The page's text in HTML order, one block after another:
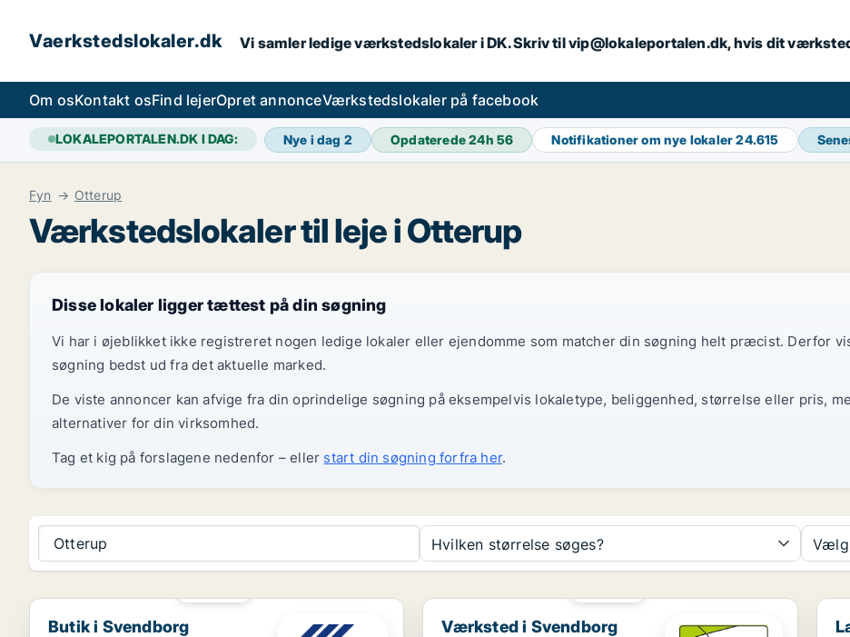
Vaerkstedslokaler.dk Vi samler ledige værkstedslokaler i DK. Skriv til vip@lokaleportalen.dk, hvis dit
Om osKontakt osFind lejerOpret annonceVærkstedslokaler på facebook
LOKALEPORTALEN.DK I DAG: Nye i dag 2 Opdaterede 24h56 Notifikationer om nye lokaler24.615
Fyn Otterup
Værkstedslokaler til leje i Otterup
Disse lokaler ligger tættest på din søgning
Vi har i øjeblikket ikke registreret nogen ledige lokaler eller ejendomme som matcher din søgning helt præcist. Derfor
søgning bedst ud fra det aktuelle marked.
De viste annoncer kan afvige fra din oprindelige søgning på eksempelvis lokaletype, beliggenhed, størrelse eller pris,
alternativer for din virksomhed.
Tag et kig på forslagene nedenfor – eller start din søgning forfra her.
Otterup Hvilken størrelse søges?
Butik i Svendborg
Butik i Svendborg
Værksted i Svendborg
Værksted i Svendborg